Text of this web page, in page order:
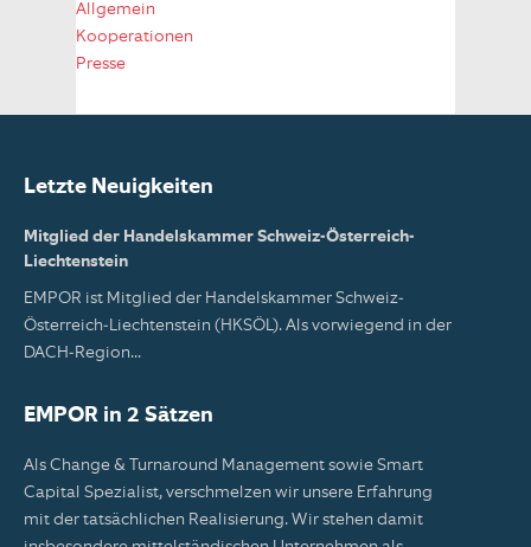
Allgemein
Kooperationen
Presse
Letzte Neuigkeiten
Mitglied der Handelskammer Schweiz-Österreich-
Liechtenstein
EMPOR ist Mitglied der Handelskammer Schweiz-
Österreich-Liechtenstein (HKSÖL). Als vorwiegend in der
DACH-Region...
EMPOR in 2 Sätzen
Als Change & Turnaround Management sowie Smart
Capital Spezialist, verschmelzen wir unsere Erfahrung
mit der tatsächlichen Realisierung. Wir stehen damit